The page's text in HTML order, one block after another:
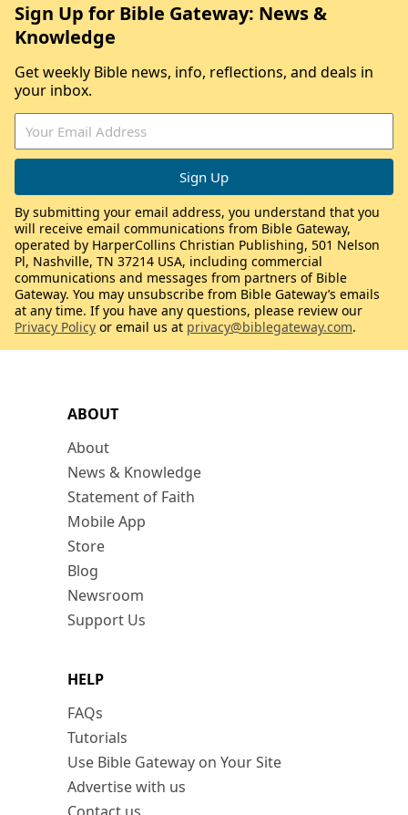
ABOUT
About
News & Knowledge
Statement of Faith
Mobile App
Store
Blog
Newsroom
Support Us
HELP
FAQs
Tutorials
Use Bible Gateway on Your Site
Advertise with us
Sign Up for Bible Gateway: News &
Knowledge
Get weekly Bible news, info, reflections, and deals in
your inbox.
By submitting your email address, you understand that you
will receive email communications from Bible Gateway,
operated by HarperCollins Christian Publishing, 501 Nelson
Pl, Nashville, TN 37214 USA, including commercial
communications and messages from partners of Bible
Gateway. You may unsubscribe from Bible Gateway’s emails
at any time. If you have any questions, please review our
Privacy Policy or email us at privacy@biblegateway.com.